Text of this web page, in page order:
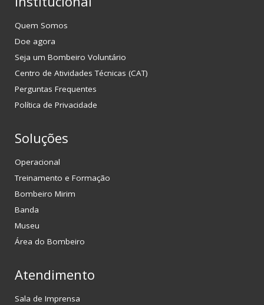
Quem Somos
Doe agora
Seja um Bombeiro Voluntário
Centro de Atividades Técnicas (CAT)
Perguntas Frequentes
Política de Privacidade
Soluções
Operacional
Treinamento e Formação
Bombeiro Mirim
Banda
Museu
Área do Bombeiro
Atendimento
Sala de Imprensa